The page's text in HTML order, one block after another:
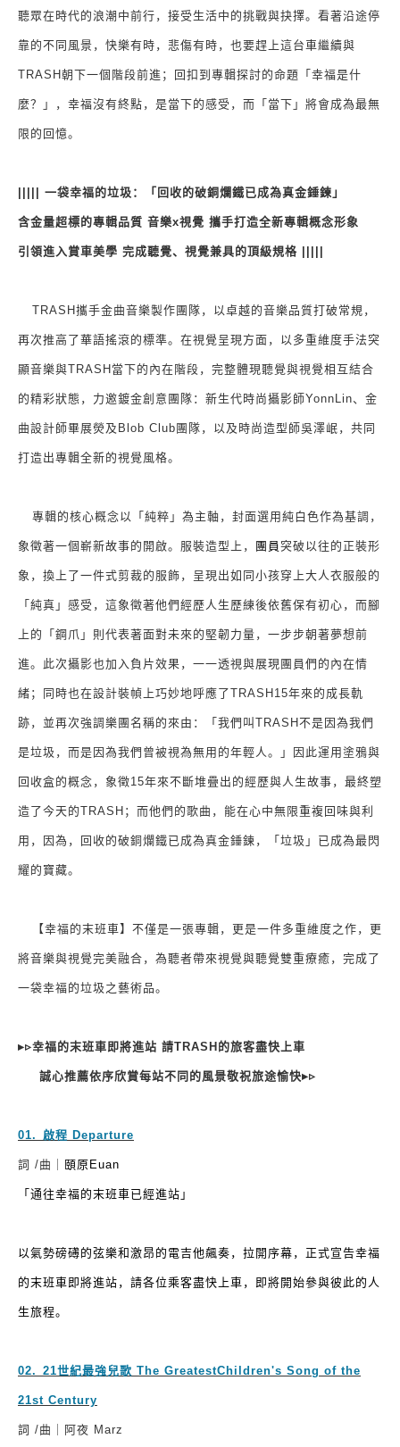
聽眾在時代的浪潮中前行，接受生活中的挑戰與抉擇。看著沿途停
靠的不同風景，快樂有時，悲傷有時，也要趕上這台車繼續與
TRASH 朝下一個階段前進；回扣到專輯探討的命題「幸福是什
麼？」，幸福沒有終點，是當下的感受，而「當下」將會成為最無
限的回憶。
一袋幸福的垃圾：「回收的破銅爛鐵已成為真金錘鍊」
含金量超標的專輯品質 音樂x視覺 攜手打造全新專輯概念形象
引領進入賞車美學 完成聽覺、視覺兼具的頂級規格
TRASH 攜手金曲音樂製作團隊，以卓越的音樂品質打破常規，
再次推高了華語搖滾的標準。在視覺呈現方面，以多重維度手法突
顯音樂與TRASH 當下的內在階段，完整體現聽覺與視覺相互結合
的精彩狀態，力邀鍍金創意團隊：新生代時尚攝影師YonnLin、金
曲設計師畢展熒及 Blob Club 團隊，以及時尚造型師吳澤岷，共同
打造出專輯全新的視覺風格。
專輯的核心概念以「純粹」為主軸，封面選用純白色作為基調，
象徵著一個嶄新故事的開啟。服裝造型上， 團員突破以往的正裝形
象，換上了一件式剪裁的服飾，呈現出如同小孩穿上大人衣服般的
「純真」感受，這象徵著他們經歷人生歷練後依舊保有初心，而腳
上的「鋼爪」則代表著面對未來的堅韌力量，一步步朝著夢想前
進。此次攝影也加入負片效果，一一透視與展現團員們的內在情
緒；同時也在設計裝幀上巧妙地呼應了TRASH15年來的成長軌
跡，並再次強調樂團名稱的來由：「我們叫 TRASH 不是因為我們
是垃圾，而是因為我們曾被視為無用的年輕人。」因此運用塗鴉與
回收盒的概念，象徵15年來不斷堆疊出的經歷與人生故事，最終塑
造了今天的TRASH ；而他們的歌曲，能在心中無限重複回味與利
用，因為，回收的破銅爛鐵已成為真金錘鍊，「垃圾」已成為最閃
耀的寶藏。
【幸福的末班車】不僅是一張專輯，更是一件多重維度之作，更
將音樂與視覺完美融合，為聽者帶來視覺與聽覺雙重療癒，完成了
一袋幸福的垃圾之藝術品。
▸▹幸福的末班車即將進站 請TRASH 的旅客盡快上車
誠心推薦依序欣賞每站不同的風景敬祝旅途愉快▸▹
01. 啟程 Departure
詞 /曲｜ 頤原 Euan
「通往幸福的末班車已經進站」
以氣勢磅礡的弦樂和激昂的電吉他飆奏，拉開序幕，正式宣告幸福
的末班車即將進站，請各位乘客盡快上車，即將開始參與彼此的人
生旅程。
02. 21世紀最強兒歌 The GreatestChildren's Song of the
21st Century
詞 /曲｜阿夜 Marz